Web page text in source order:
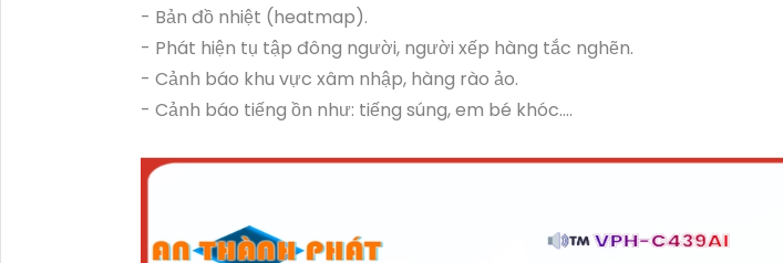
- Bản đồ nhiệt (heatmap).
- Phát hiện tụ tập đông người, người xếp hàng tắc nghẽn.
- Cảnh báo khu vực xâm nhập, hàng rào ảo.
- Cảnh báo tiếng ồn như: tiếng súng, em bé khóc….